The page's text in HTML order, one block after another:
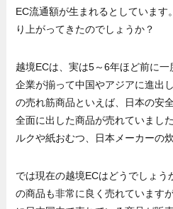
EC流通額が生まれるとしています
り上がってきたのでしょうか？
越境ECは、実は5～6年ほど前に一
企業が揃って中国やアジアに進出
の売れ筋商品といえば、日本の安
全面に出した商品が売れていまし
ルクや紙おむつ、日本メーカーの
では現在の越境ECはどうでしょ
の商品も非常に良く売れています